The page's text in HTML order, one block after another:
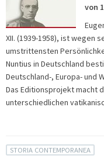
von
XII. (1939-1958), ist wegen
umstrittensten
Nuntius in Deutschland
Deutschland-, Europa- und
Das Editionsprojekt macht
unterschiedlichen
STORIA CONTEMPORANEA